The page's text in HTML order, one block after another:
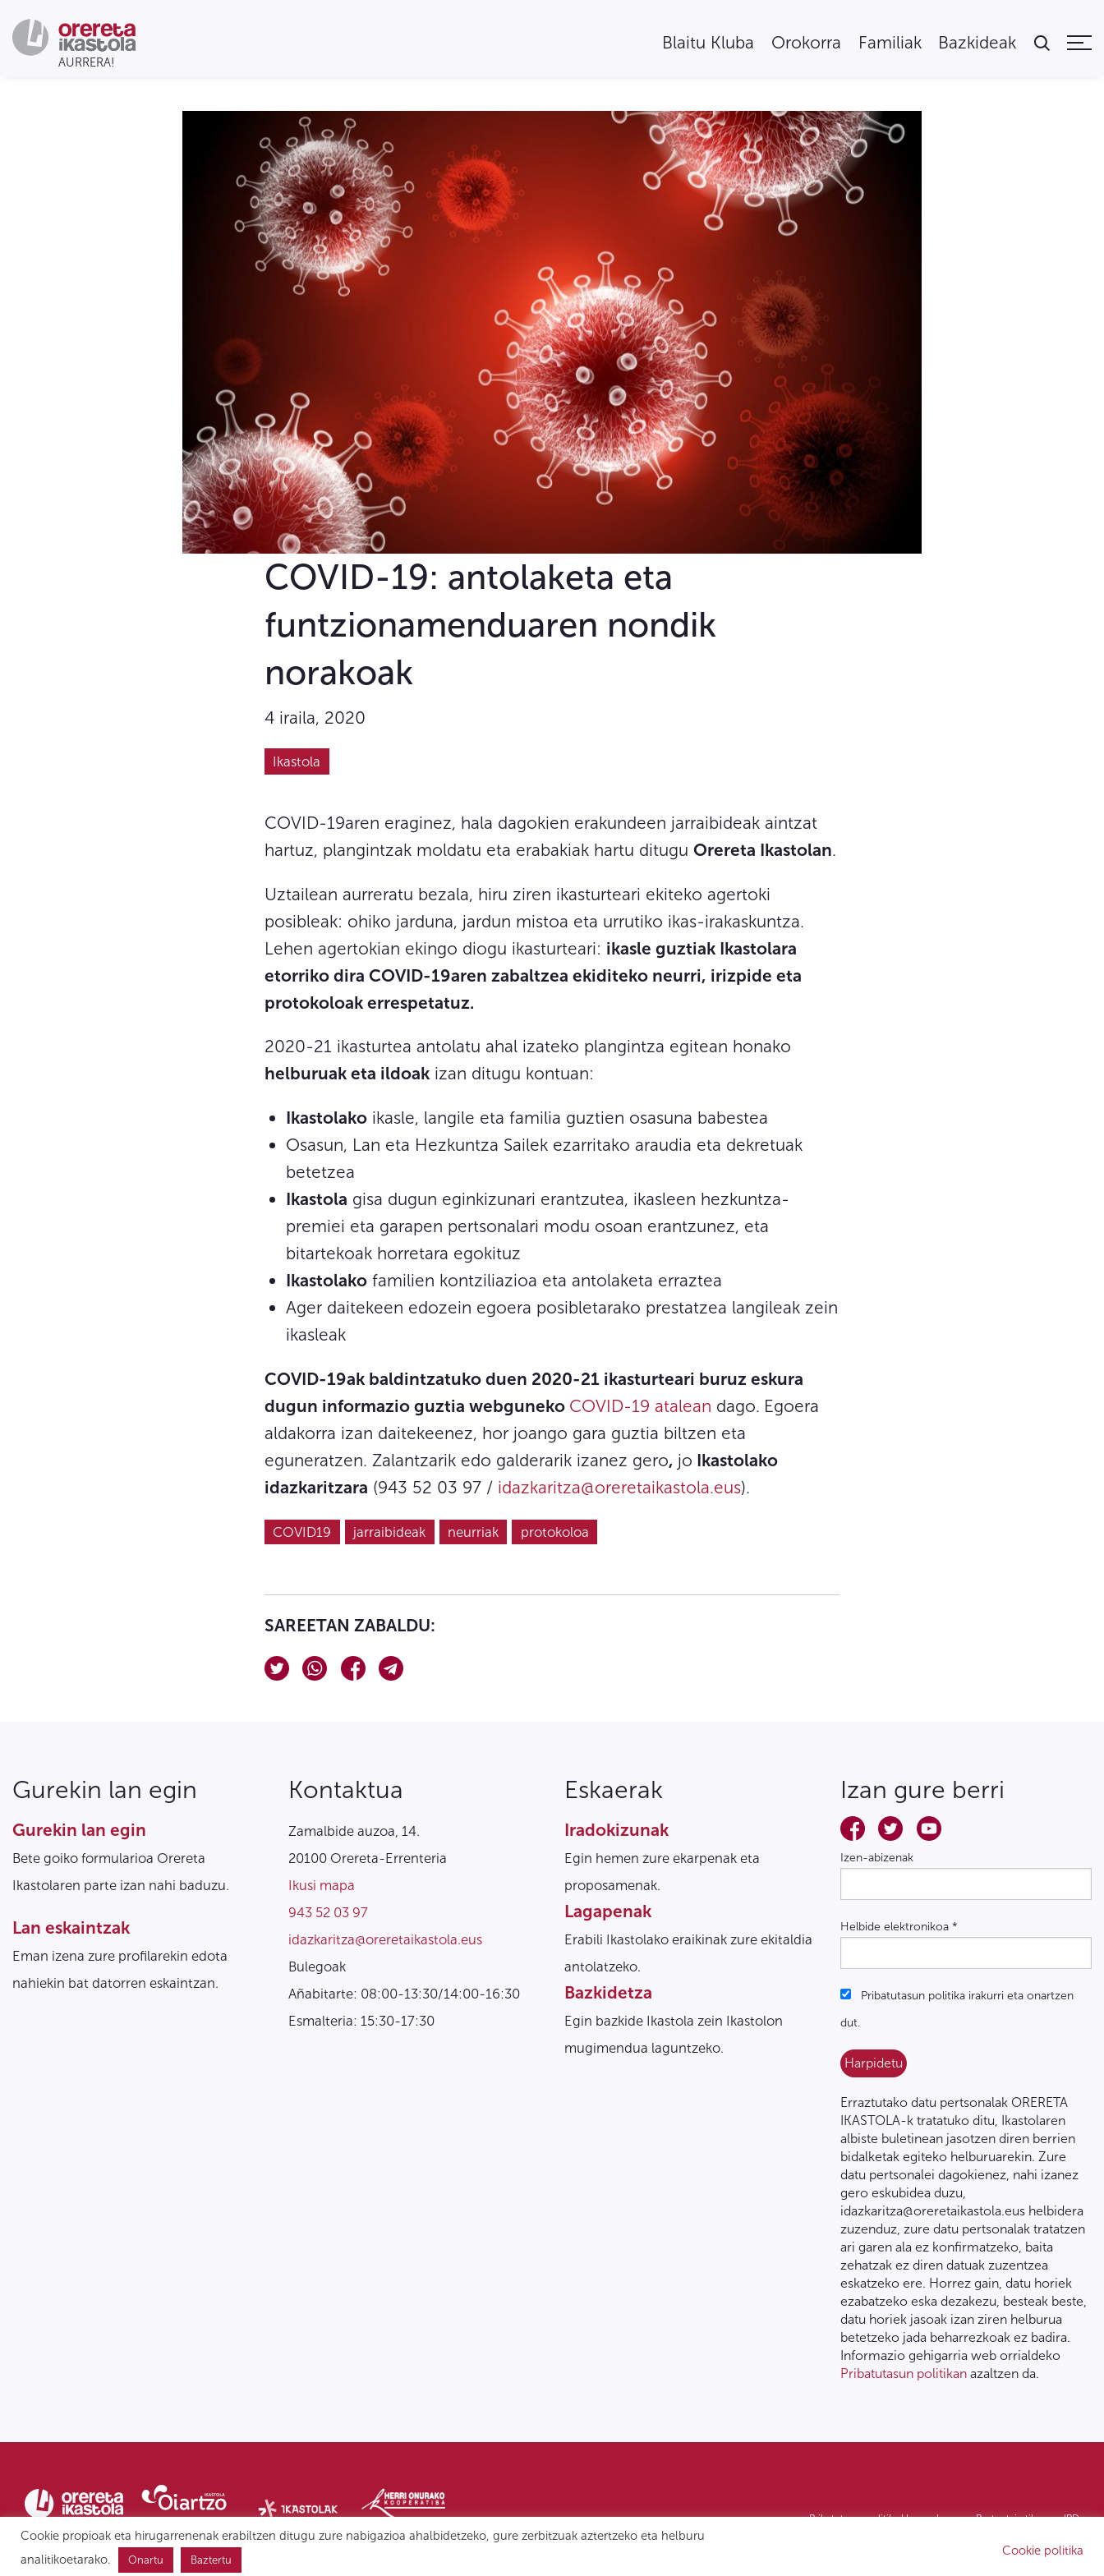
Blaitu Kluba Orokorra Familiak Bazkideak
COVID-19: antolaketa eta
funtzionamenduaren nondik
norakoak
4 iraila, 2020
Ikastola
COVID-19aren eraginez, hala dagokien erakundeen jarraibideak aintzat
hartuz, plangintzak moldatu eta erabakiak hartu ditugu Orereta Ikastolan.
Uztailean aurreratu bezala, hiru ziren ikasturteari ekiteko agertoki
posibleak: ohiko jarduna, jardun mistoa eta urrutiko ikas-irakaskuntza.
Lehen agertokian ekingo diogu ikasturteari: ikasle guztiak Ikastolara
etorriko dira COVID-19aren zabaltzea ekiditeko neurri, irizpide eta
protokoloak errespetatuz.
2020-21 ikasturtea antolatu ahal izateko plangintza egitean honako
helburuak eta ildoak izan ditugu kontuan:
Ikastolako ikasle, langile eta familia guztien osasuna babestea
Osasun, Lan eta Hezkuntza Sailek ezarritako araudia eta dekretuak
betetzea
Ikastola gisa dugun eginkizunari erantzutea, ikasleen hezkuntza-
premiei eta garapen pertsonalari modu osoan erantzunez, eta
bitartekoak horretara egokituz
Ikastolako familien kontziliazioa eta antolaketa erraztea
Ager daitekeen edozein egoera posibletarako prestatzea langileak zein
ikasleak
COVID-19ak baldintzatuko duen 2020-21 ikasturteari buruz eskura
dugun informazio guztia webguneko COVID-19 atalean dago. Egoera
aldakorra izan daitekeenez, hor joango gara guztia biltzen eta
eguneratzen. Zalantzarik edo galderarik izanez gero, jo Ikastolako
idazkaritzara (943 52 03 97 / idazkaritza@oreretaikastola.eus).
COVID19 jarraibideak neurriak protokoloa
SAREETAN ZABALDU:
Gurekin lan egin
Gurekin lan egin
Bete goiko formularioa Orereta
Ikastolaren parte izan nahi baduzu.
Lan eskaintzak
Eman izena zure profilarekin edota
nahiekin bat datorren eskaintzan.
Kontaktua
Zamalbide auzoa, 14.
20100 Orereta-Errenteria
Ikusi mapa
943 52 03 97
idazkaritza@oreretaikastola.eus
Bulegoak
Añabitarte: 08:00-13:30/14:00-16:30
Esmalteria: 15:30-17:30
Eskaerak
Iradokizunak
Egin hemen zure ekarpenak eta
proposamenak.
Lagapenak
Erabili Ikastolako eraikinak zure ekitaldia
antolatzeko.
Bazkidetza
Egin bazkide Ikastola zein Ikastolon
mugimendua laguntzeko.
Izan gure berri
Izen-abizenak
Helbide elektronikoa *
Pribatutasun politika irakurri eta onartzen
dut.
Erraztutako datu pertsonalak ORERETA
IKASTOLA-k tratatuko ditu, Ikastolaren
albiste buletinean jasotzen diren berrien
bidalketak egiteko helburuarekin. Zure
datu pertsonalei dagokienez, nahi izanez
gero eskubidea duzu,
idazkaritza@oreretaikastola.eus helbidera
zuzenduz, zure datu pertsonalak tratatzen
ari garen ala ez konfirmatzeko, baita
zehatzak ez diren datuak zuzentzea
eskatzeko ere. Horrez gain, datu horiek
ezabatzeko eska dezakezu, besteak beste,
datu horiek jasoak izan ziren helburua
betetzeko jada beharrezkoak ez badira.
Informazio gehigarria web orrialdeko
Pribatutasun politikanazaltzen da.
Pribatutasun politika | Lege oharra Postontzi etikoa IPD
Cookie propioak eta hirugarrenenak erabiltzen ditugu zure nabigazioa ahalbidetzeko, gure zerbitzuak aztertzeko eta helburu
analitikoetarako.
Onartu Baztertu
Cookie politika